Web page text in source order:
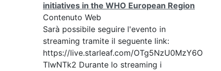
initiatives in the WHO European Region
Contenuto Web
Sarà possibile seguire l'evento in
streaming tramite il seguente link:
https://live.starleaf.com/OTg5NzU0MzY6O
TIwNTk2 Durante lo streaming i